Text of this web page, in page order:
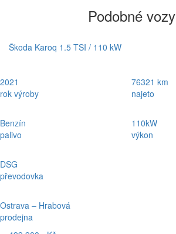
Podobné vozy
Škoda Karoq 1.5 TSI / 110 kW
2021
rok výroby
Benzín
palivo
DSG
převodovka
Ostrava – Hrabová
prodejna
76321 km
najeto
110kW
výkon